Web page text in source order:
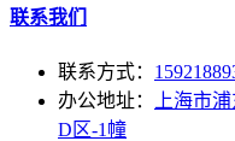
联系我们
联系方式：
办公地址：
上海市
D区-1幢